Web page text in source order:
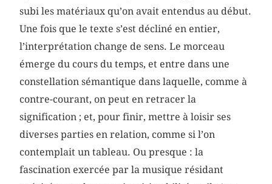
subi les matériaux qu’on avait entendus au début.
Une fois que le texte s’est décliné en entier,
l’interprétation change de sens. Le morceau
émerge du cours du temps, et entre dans une
constellation sémantique dans laquelle, comme à
contre-courant, on peut en retracer la
signification ; et, pour finir, mettre à loisir ses
diverses parties en relation, comme si l’on
contemplait un tableau. Ou presque : la
fascination exercée par la musique résidant